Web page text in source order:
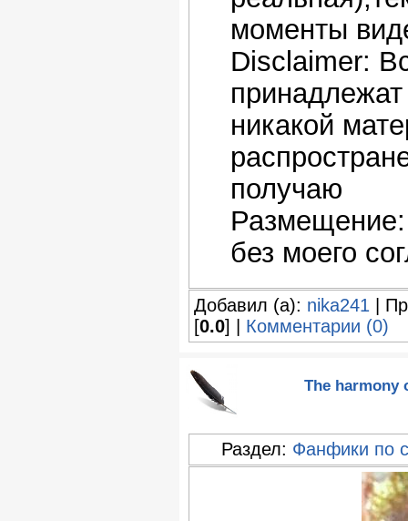
моменты
Disclaimer:
никакой
получаю
Размещение:
без моего
Добавил (а): nika241 |
[0.0] | Комментарии (0)
The harmony
Раздел: Фанфики по